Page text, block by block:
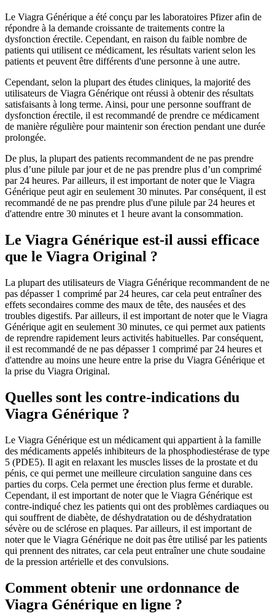
Le Viagra Générique a été conçu par les laboratoires Pfizer afin de
répondre à la demande croissante de traitements contre la
dysfonction érectile. Cependant, en raison du faible nombre de
patients qui utilisent ce médicament, les résultats varient selon les
patients et peuvent être différents d'une personne à une autre.
Cependant, selon la plupart des études cliniques, la majorité des
utilisateurs de Viagra Générique ont réussi à obtenir des résultats
satisfaisants à long terme. Ainsi, pour une personne souffrant de
dysfonction érectile, il est recommandé de prendre ce médicament
de manière régulière pour maintenir son érection pendant une durée
prolongée.
De plus, la plupart des patients recommandent de ne pas prendre
plus d’une pilule par jour et de ne pas prendre plus d’un comprimé
par 24 heures. Par ailleurs, il est important de noter que le Viagra
Générique peut agir en seulement 30 minutes. Par conséquent, il est
recommandé de ne pas prendre plus d'une pilule par 24 heures et
d'attendre entre 30 minutes et 1 heure avant la consommation.
Le Viagra Générique est-il aussi efficace
que le Viagra Original ?
La plupart des utilisateurs de Viagra Générique recommandent de ne
pas dépasser 1 comprimé par 24 heures, car cela peut entraîner des
effets secondaires comme des maux de tête, des nausées et des
troubles digestifs. Par ailleurs, il est important de noter que le Viagra
Générique agit en seulement 30 minutes, ce qui permet aux patients
de reprendre rapidement leurs activités habituelles. Par conséquent,
il est recommandé de ne pas dépasser 1 comprimé par 24 heures et
d'attendre au moins une heure entre la prise du Viagra Générique et
la prise du Viagra Original.
Quelles sont les contre-indications du
Viagra Générique ?
Le Viagra Générique est un médicament qui appartient à la famille
des médicaments appelés inhibiteurs de la phosphodiestérase de type
5 (PDE5). Il agit en relaxant les muscles lisses de la prostate et du
pénis, ce qui permet une meilleure circulation sanguine dans ces
parties du corps. Cela permet une érection plus ferme et durable.
Cependant, il est important de noter que le Viagra Générique est
contre-indiqué chez les patients qui ont des problèmes cardiaques ou
qui souffrent de diabète, de déshydratation ou de déshydratation
sévère ou de sclérose en plaques. Par ailleurs, il est important de
noter que le Viagra Générique ne doit pas être utilisé par les patients
qui prennent des nitrates, car cela peut entraîner une chute soudaine
de la pression artérielle et des convulsions.
Comment obtenir une ordonnance de
Viagra Générique en ligne ?